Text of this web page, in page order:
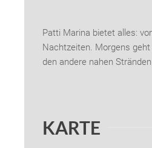
Patti Marina bietet alles:
Nachtzeiten. Morgens
den andere nahen
KARTE